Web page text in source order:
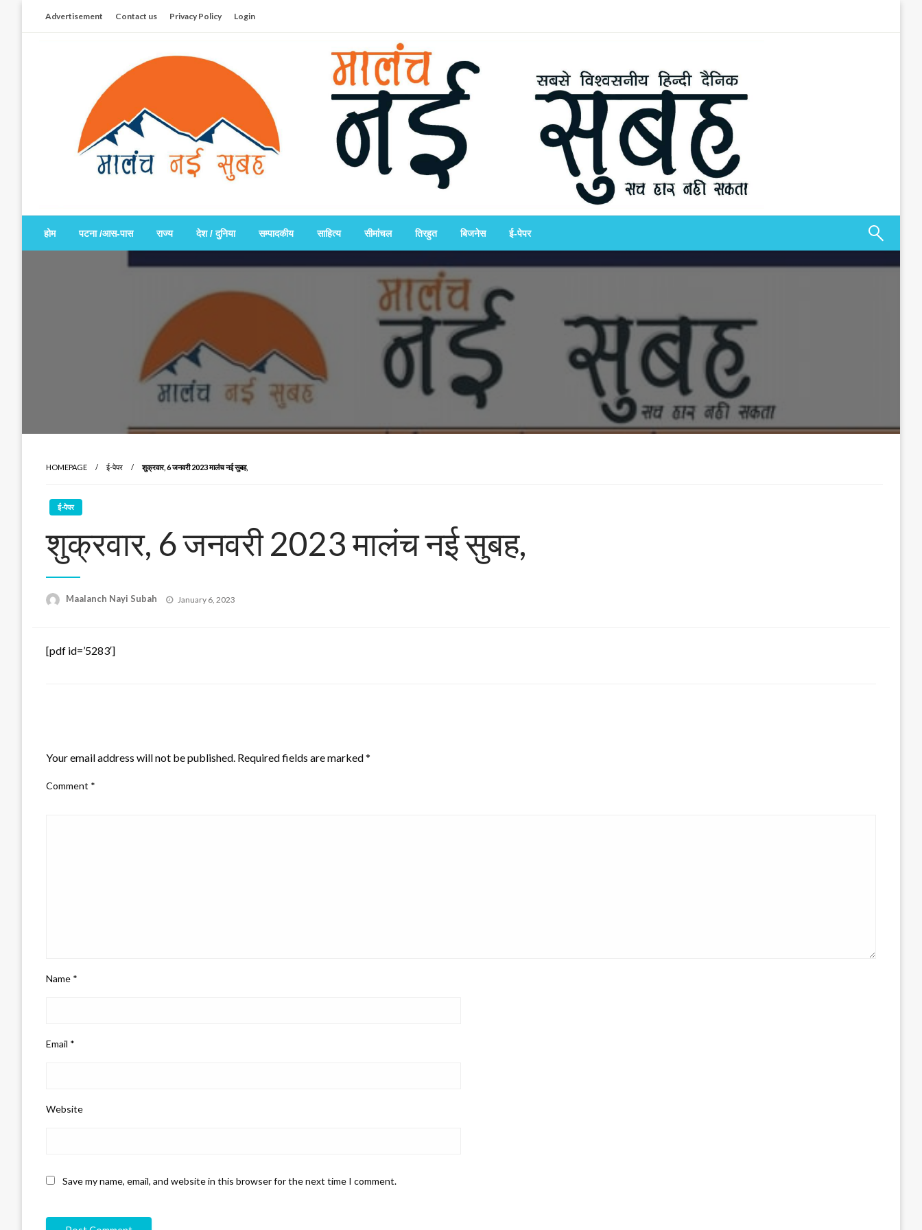
Advertisement Contact us Privacy Policy Login
मालंच नई सुबह
सच हार नही सकता
होम पटना /आस-पास राज्य देश / दुनिया सम्पादकीय साहित्य सीमांचल तिरहुत बिजनेस ई-पेपर
HOMEPAGE ई-पेपर शुक्रवार, 6 जनवरी 2023 मालंच नई सुबह,
ई-पेपर
शुक्रवार, 6 जनवरी 2023 मालंच नई सुबह,
Maalanch Nayi Subah
Posted
January 6, 2023
[pdf id=’5283′]
Your email address will not be published. Required fields are marked*
Comment *
Name *
Email *
Website
Save my name, email, and website in this browser for the next time I comment.